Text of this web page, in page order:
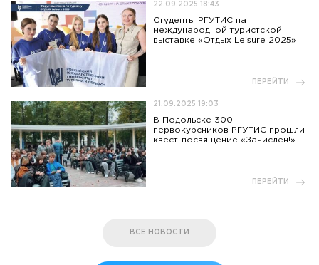
22.09.2025 18:43
Студенты РГУТИС на
международной туристской
выставке «Отдых Leisure 2025»
ПЕРЕЙТИ
21.09.2025 19:03
В Подольске 300
первокурсников РГУТИС прошли
квест-посвящение «Зачислен!»
ПЕРЕЙТИ
ВСЕ НОВОСТИ